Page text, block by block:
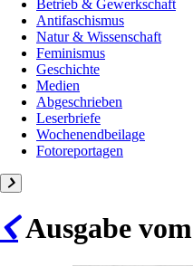
Betrieb & Gewerkschaft
Antifaschismus
Natur & Wissenschaft
Feminismus
Geschichte
Medien
Abgeschrieben
Leserbriefe
Wochenendbeilage
Fotoreportagen
Ausgabe vom